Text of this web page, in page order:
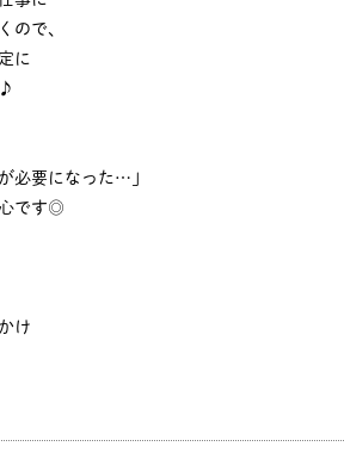
ので、
に
必要になった…」
です◎
け